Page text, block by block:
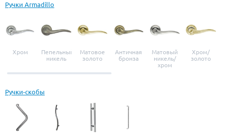
Ручки Armadillo
Хром
Пепельный
никель
Матовое
золото
Античная
бронза
Матовый
никель/
хром
Хром/
золото
Ручки-скобы